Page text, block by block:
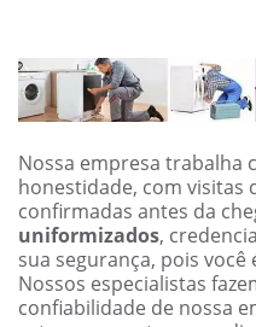
Nossa empresa trabalha
honestidade, com visitas
confirmadas antes da
uniformizados,
sua segurança, pois
Nossos especialistas
confiabilidade de nossa